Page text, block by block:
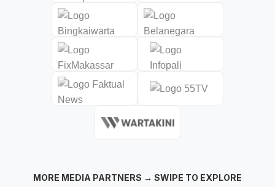
MORE MEDIA PARTNERS → SWIPE TO EXPLORE